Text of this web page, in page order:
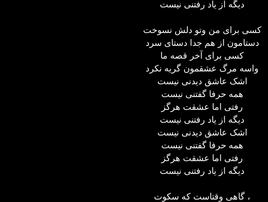
دیگه از یاد رفتنی نیست
کسی برای من وتو دلش نسوخت
دستامون از هم جدا دستای سرد
کسی برای آخر قصه ما
واسه مرگ عشقمون گریه نکرد
اشک عاشق دیدنی نیست
همه حرفا گفتنی نیست
رفتی اما عشقت هرگز
دیگه از یاد رفتنی نیست
اشک عاشق دیدنی نیست
همه حرفا گفتنی نیست
رفتی اما عشقت هرگز
دیگه از یاد رفتنی نیست
گاهی وقتاست که سکوت ،